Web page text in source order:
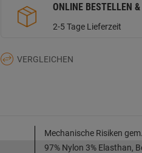
ONLINE BESTELLEN
2-5 Tage Lieferzeit
VERGLEICHEN
Mechanische Risiken
97% Nylon 3% Elasthan,